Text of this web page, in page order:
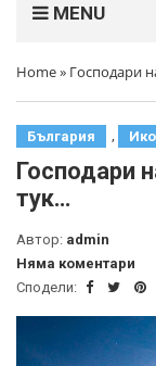
MENU
Home» Господари
България ,
Господари
тук…
Автор: admin
Няма коментари
Сподели: